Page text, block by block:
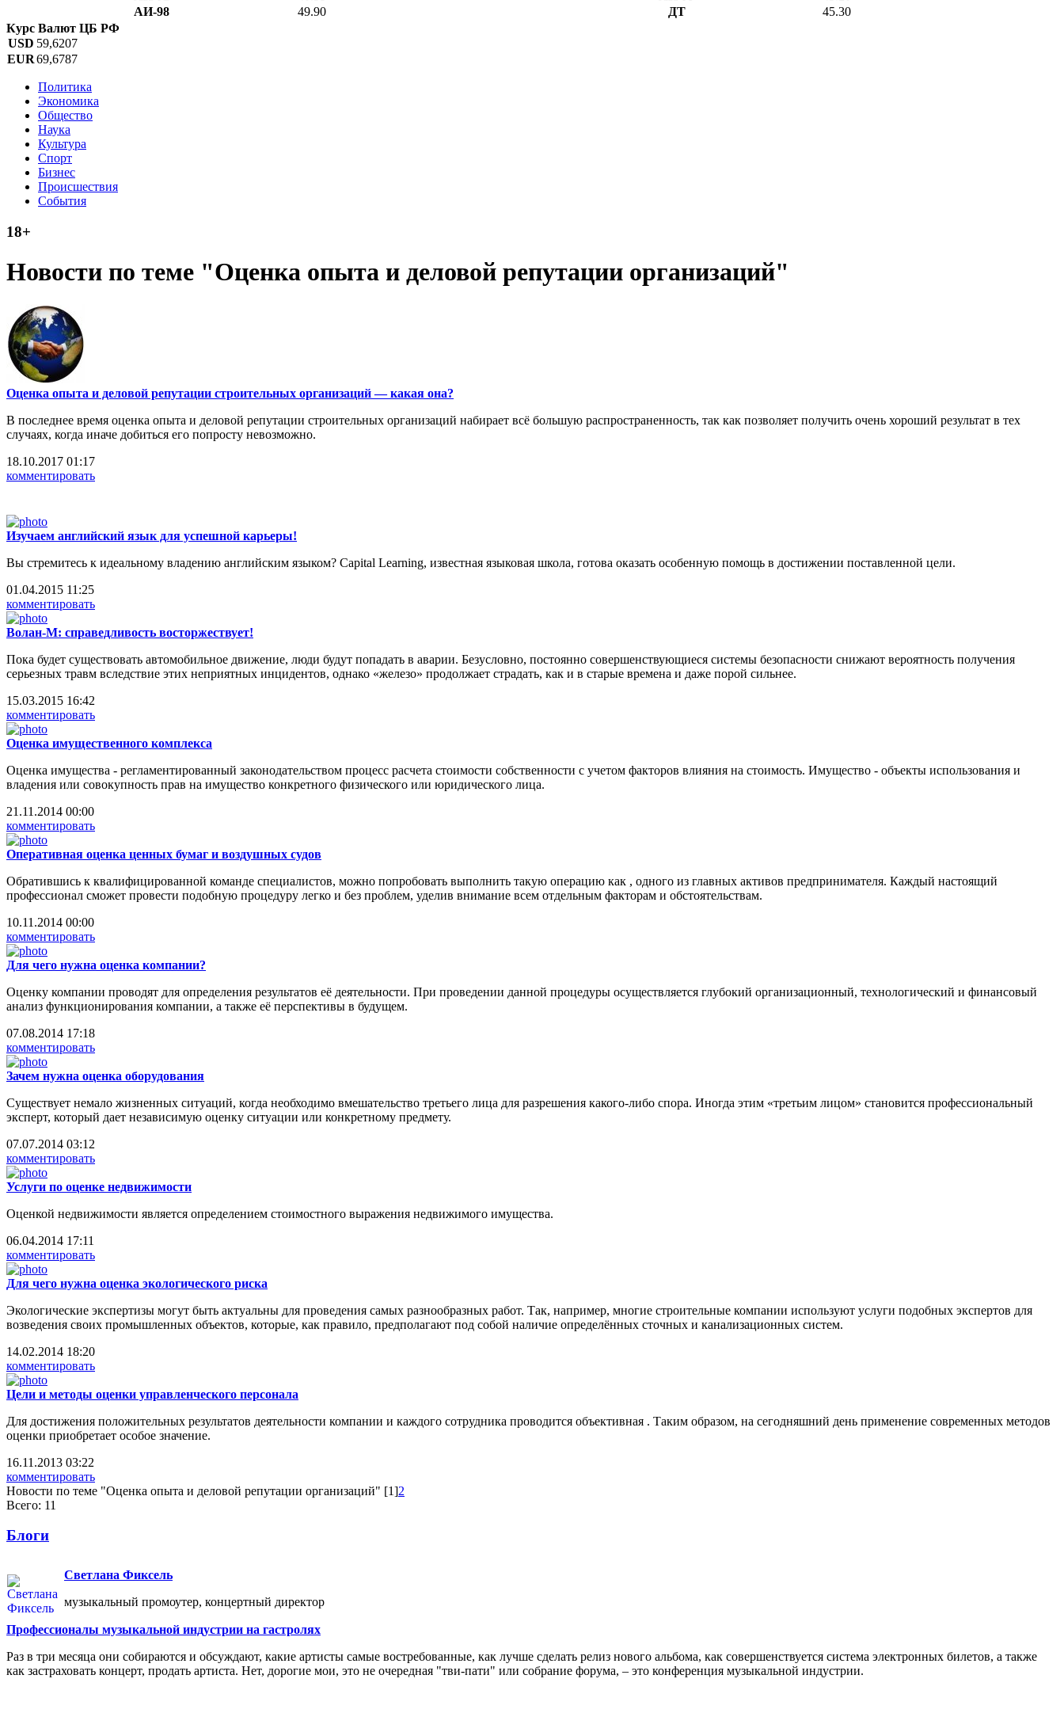
АИ-98
49.90 ДТ 45.30
Курс Валют ЦБ РФ
USD 59,6207
EUR69,6787
Политика
Экономика
Общество
Наука
Культура
Спорт
Бизнес
Происшествия
События
18+
Новости по теме "Оценка опыта и деловой репутации организаций"
Оценка опыта и деловой репутации строительных организаций — какая она?
В последнее время оценка опыта и деловой репутации строительных организаций набирает всё большую распространенность, так как позволяет получить очень хороший результат в тех
случаях, когда иначе добиться его попросту невозможно.
18.10.2017 01:17
комментировать
Изучаем английский язык для успешной карьеры!
Вы стремитесь к идеальному владению английским языком? Capital Learning, известная языковая школа, готова оказать особенную помощь в достижении поставленной цели.
01.04.2015 11:25
комментировать
Волан-М: справедливость восторжествует!
Пока будет существовать автомобильное движение, люди будут попадать в аварии. Безусловно, постоянно совершенствующиеся системы безопасности снижают вероятность получения
серьезных травм вследствие этих неприятных инцидентов, однако «железо» продолжает страдать, как и в старые времена и даже порой сильнее.
15.03.2015 16:42
комментировать
Оценка имущественного комплекса
Оценка имущества - регламентированный законодательством процесс расчета стоимости собственности с учетом факторов влияния на стоимость. Имущество - объекты использования и
владения или совокупность прав на имущество конкретного физического или юридического лица.
21.11.2014 00:00
комментировать
Оперативная оценка ценных бумаг и воздушных судов
Обратившись к квалифицированной команде специалистов, можно попробовать выполнить такую операцию как , одного из главных активов предпринимателя. Каждый настоящий
профессионал сможет провести подобную процедуру легко и без проблем, уделив внимание всем отдельным факторам и обстоятельствам.
10.11.2014 00:00
комментировать
Для чего нужна оценка компании?
Оценку компании проводят для определения результатов её деятельности. При проведении данной процедуры осуществляется глубокий организационный, технологический и финансовый
анализ функционирования компании, а также её перспективы в будущем.
07.08.2014 17:18
комментировать
Зачем нужна оценка оборудования
Существует немало жизненных ситуаций, когда необходимо вмешательство третьего лица для разрешения какого-либо спора. Иногда этим «третьим лицом» становится профессиональный
эксперт, который дает независимую оценку ситуации или конкретному предмету.
07.07.2014 03:12
комментировать
Услуги по оценке недвижимости
Оценкой недвижимости является определением стоимостного выражения недвижимого имущества.
06.04.2014 17:11
комментировать
Для чего нужна оценка экологического риска
Экологические экспертизы могут быть актуальны для проведения самых разнообразных работ. Так, например, многие строительные компании используют услуги подобных экспертов для
возведения своих промышленных объектов, которые, как правило, предполагают под собой наличие определённых сточных и канализационных систем.
14.02.2014 18:20
комментировать
Цели и методы оценки управленческого персонала
Для достижения положительных результатов деятельности компании и каждого сотрудника проводится объективная . Таким образом, на сегодняшний день применение современных методов
оценки приобретает особое значение.
16.11.2013 03:22
комментировать
Новости по теме "Оценка опыта и деловой репутации организаций" [1]2
Всего: 11
Блоги
Светлана Фиксель
музыкальный промоутер, концертный директор
Профессионалы музыкальной индустрии на гастролях
Раз в три месяца они собираются и обсуждают, какие артисты самые востребованные, как лучше сделать релиз нового альбома, как совершенствуется система электронных билетов, а также
как застраховать концерт, продать артиста. Нет, дорогие мои, это не очередная "тви-пати" или собрание форума, – это конференция музыкальной индустрии.